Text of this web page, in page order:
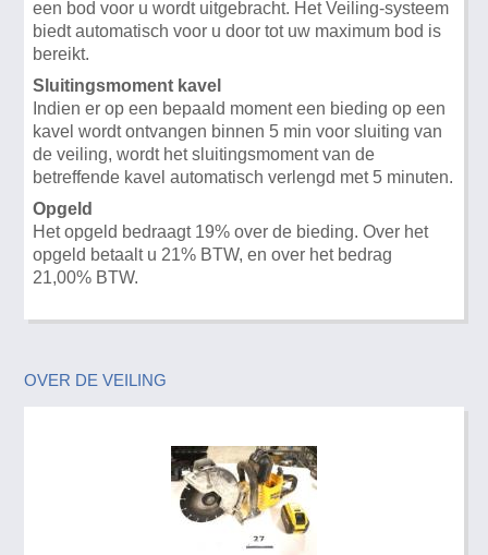
een bod voor u wordt uitgebracht. Het Veiling-systeem
biedt automatisch voor u door tot uw maximum bod is
bereikt.
Sluitingsmoment kavel
Indien er op een bepaald moment een bieding op een
kavel wordt ontvangen binnen 5 min voor sluiting van
de veiling, wordt het sluitingsmoment van de
betreffende kavel automatisch verlengd met 5 minuten.
Opgeld
Het opgeld bedraagt 19% over de bieding. Over het
opgeld betaalt u 21% BTW, en over het bedrag
21,00% BTW.
OVER DE VEILING